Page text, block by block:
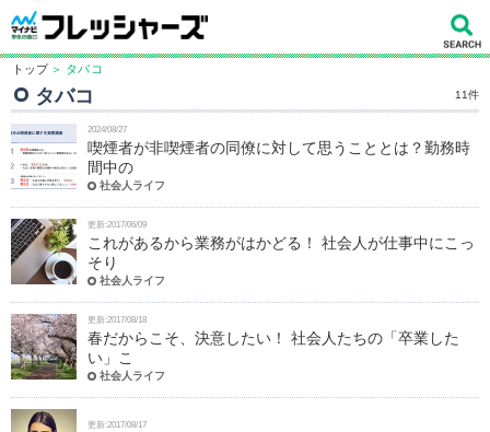
トップ ＞ タバコ
タバコ 11件
2024/08/27
喫煙者が非喫煙者の同僚に対して思うこととは？勤務時
間中の
社会人ライフ
更新:2017/06/09
これがあるから業務がはかどる！ 社会人が仕事中にこっ
そり
社会人ライフ
更新:2017/08/18
春だからこそ、決意したい！ 社会人たちの「卒業した
い」こ
社会人ライフ
更新:2017/08/17